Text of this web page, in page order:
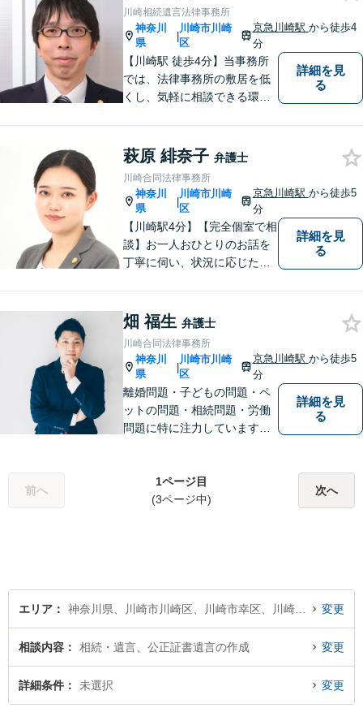
川崎相続遺言法律事務所
神奈川
県
|
川崎市川崎
区
京急川崎駅 から徒歩4
分
【川崎駅 徒歩4分】当事務所
では、法律事務所の敷居を低
くし、気軽に相談できる環境
どうぞお気軽にご相談くださ
い。
詳細を見
る
萩原 緋奈子 弁護士
川崎合同法律事務所
神奈川
県
|
川崎市川崎
区
京急川崎駅 から徒歩5
分
【川崎駅4分】【完全個室で相
談】お一人おひとりのお話を
丁寧に伺い、状況に応じた解
これからの人生を諦めなくて
済むよう、精一杯お手伝いさ
せていただきます。【休日・
夜間面談可】
詳細を見
る
畑 福生 弁護士
川崎合同法律事務所
神奈川
県
|
川崎市川崎
区
京急川崎駅 から徒歩5
分
離婚問題・子どもの問題・ペ
ットの問題・相続問題・労働
問題に特に注力しています。
詳細を見
る
前へ
1ページ目
(3ページ中)
次へ
エリア 変更
相談内容 相続・遺言、公正証書遺言の作成 変更
詳細条件 未選択 変更